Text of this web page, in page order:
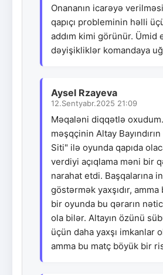
Onananın icarəyə
qapıçı probleminin həlli
addım kimi görünür. Ümid
dəyişikliklər komandaya
Aysel Rzayeva
12.Sentyabr.2025 21:09
Məqaləni diqqətlə
məşqçinin Altay
Siti" ilə oyunda qapıda
verdiyi açıqlama məni bir
narahat etdi. Başqalarına
göstərmək yaxşıdır,
bir oyunda bu qərarın
ola bilər. Altayın özünü
üçün daha yaxşı imkanlar
amma bu matç böyük bir